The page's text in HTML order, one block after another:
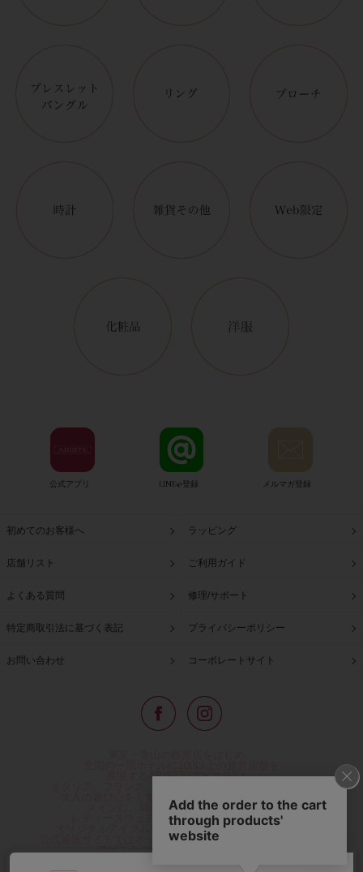
公式アプリ LINE@登録 メルマガ登録
初めてのお客様へ ラッピング
店舗リスト ご利用ガイド
よくある質問 修理/サポート
特定商取引法に基づく表記 プライバシーポリシー
お問い合わせ コーポレートサイト
展開するABISTE(アビステ)は、
メインに、時計、バッグ、財布、小物、
レディースウェアや、ここでしか手に入らない
オリジナルアイテムなどを幅広くご用意しています。
公式通販サイトではネックレスやイヤリングをはじめとする